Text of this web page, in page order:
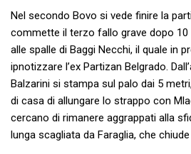
Nel secondo Bovo si vede finire la
commette il terzo fallo grave dopo 10
alle spalle di Baggi Necchi, il quale in
ipnotizzare l’ex Partizan Belgrado.
Balzarini si stampa sul palo dai 5
di casa di allungare lo strappo con
cercano di rimanere aggrappati alla
lunga scagliata da Faraglia, che